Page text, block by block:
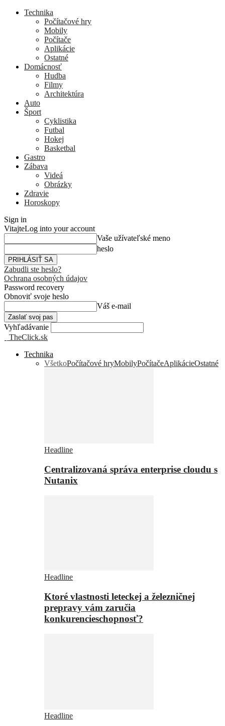
Technika
Počítačové hry
Mobily
Počítače
Aplikácie
Ostatné
Domácnosť
Hudba
Filmy
Architektúra
Auto
Šport
Cyklistika
Futbal
Hokej
Basketbal
Gastro
Zábava
Videá
Obrázky
Zdravie
Horoskopy
Sign in
VitajteLog into your account
Vaše užívateľské meno
heslo
Zabudli ste heslo?
Ochrana osobných údajov
Password recovery
Obnoviť svoje heslo
Váš e-mail
Vyhľadávanie
TheClick.sk
Technika
VšetkoPočítačové hryMobilyPočítačeAplikácieOstatné
Headline
Centralizovaná správa enterprise cloudu s
Nutanix
Headline
Ktoré vlastnosti leteckej a železničnej
prepravy vám zaručia
konkurencieschopnosť?
Headline